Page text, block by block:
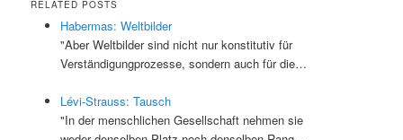
RELATED POSTS
Habermas: Weltbilder
"Aber Weltbilder sind nicht nur konstitutiv für
Verständigungprozesse, sondern auch für die…
Lévi-Strauss: Tausch
"In der menschlichen Gesellschaft nehmen sie